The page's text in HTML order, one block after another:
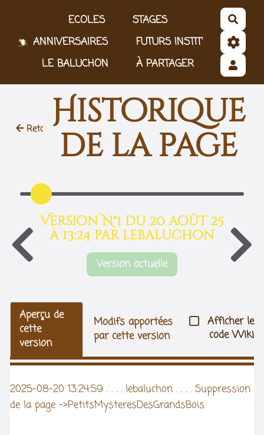
Aller au contenu principal
ECOLES
STAGES
ANNIVERSAIRES
FUTURS INSTIT'
LE BALUCHON
À PARTAGER
RetourHistorique
de la page
Version N°1 du 20 août 25
à 13:24 par lebaluchon
Version actuelle
Aperçu de
cette
version
Modifs apportées
par cette version
Afficher le
code Wiki